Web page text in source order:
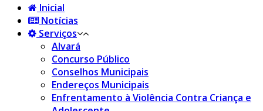
Inicial
Notícias
Serviços
Alvará
Concurso Público
Conselhos Municipais
Endereços Municipais
Enfrentamento à Violência Contra Criança e